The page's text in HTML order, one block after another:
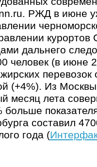
РЖД в июне
дальнего
человек (в июне
(+4%). Из Москвы
месяц лета
больше
составил
года (